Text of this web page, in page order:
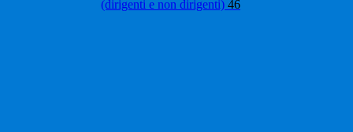
(dirigenti e non dirigenti) 46